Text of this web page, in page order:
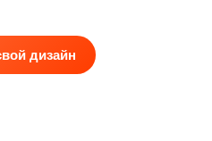
дизайн